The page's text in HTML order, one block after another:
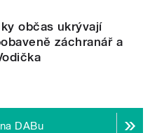
občas ukrývají
záchranář a
DABu